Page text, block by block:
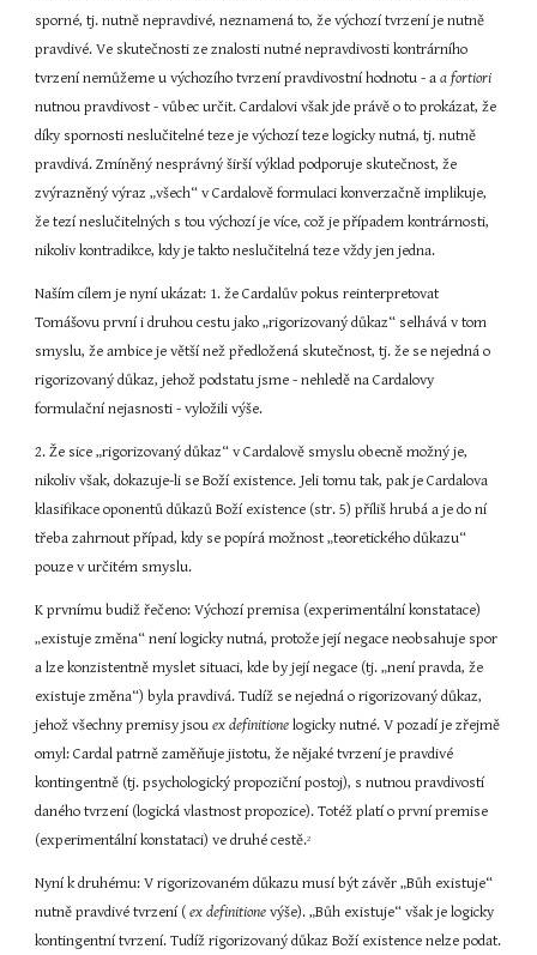
sporné, tj. nutně nepravdivé, neznamená to, že výchozí tvrzení je nutně
pravdivé. Ve skutečnosti ze znalosti nutné nepravdivosti kontrárního
tvrzení nemůžeme u výchozího tvrzení pravdivostní hodnotu - a
nutnou pravdivost - vůbec určit. Cardalovi však jde právě o to prokázat, že
díky spornosti neslučitelné teze je výchozí teze logicky nutná, tj. nutně
pravdivá. Zmíněný nesprávný širší výklad podporuje skutečnost, že
zvýrazněný výraz „všech“ v Cardalově formulaci konverzačně implikuje,
že tezí neslučitelných s tou výchozí je více, což je případem kontrárnosti,
nikoliv kontradikce, kdy je takto neslučitelná teze vždy jen jedna.
Naším cílem je nyní ukázat: 1. že Cardalův pokus reinterpretovat
Tomášovu první i druhou cestu jako „rigorizovaný důkaz“ selhává v tom
smyslu, že ambice je větší než předložená skutečnost, tj. že se nejedná o
rigorizovaný důkaz, jehož podstatu jsme - nehledě na Cardalovy
formulační nejasnosti - vyložili výše.
2. Že sice „rigorizovaný důkaz“ v Cardalově smyslu obecně možný je,
nikoliv však, dokazuje-li se Boží existence. Jeli tomu tak, pak je Cardalova
klasifikace oponentů důkazů Boží existence (str. 5) příliš hrubá a je do ní
třeba zahrnout případ, kdy se popírá možnost „teoretického důkazu“
pouze v určitém smyslu.
K prvnímu budiž řečeno: Výchozí premisa (experimentální konstatace)
„existuje změna“ není logicky nutná, protože její negace neobsahuje spor
a lze konzistentně myslet situaci, kde by její negace (tj. „není pravda, že
existuje změna“) byla pravdivá. Tudíž se nejedná o rigorizovaný důkaz,
jehož všechny premisy jsou ex definitione logicky nutné. V pozadí je zřejmě
omyl: Cardal patrně zaměňuje jistotu, že nějaké tvrzení je pravdivé
kontingentně (tj. psychologický propoziční postoj), s nutnou pravdivostí
daného tvrzení (logická vlastnost propozice). Totéž platí o první premise
(experimentální konstataci) ve druhé cestě.2
Nyní k druhému: V rigorizovaném důkazu musí být závěr „Bůh existuje“
nutně pravdivé tvrzení ( ex definitione výše). „Bůh existuje“ však je logicky
kontingentní tvrzení. Tudíž rigorizovaný důkaz Boží existence nelze podat.